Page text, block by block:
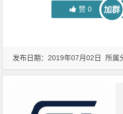
赞 0 加群
发布日期：2019年07月02日 所属